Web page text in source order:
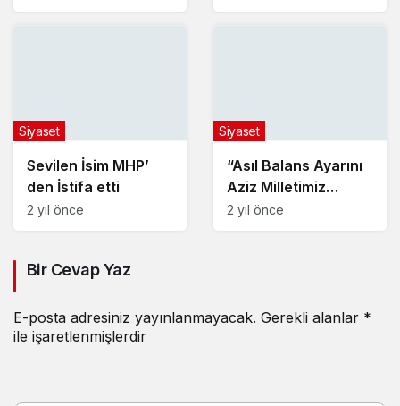
Sevilen İsim MHP’
den İstifa etti
Siyaset
2 yıl önce
“Asıl Balans Ayarını
Aziz Milletimiz
Vermiştir”
Siyaset
2 yıl önce
Bir Cevap Yaz
E-posta adresiniz yayınlanmayacak. Gerekli alanlar *
ile işaretlenmişlerdir